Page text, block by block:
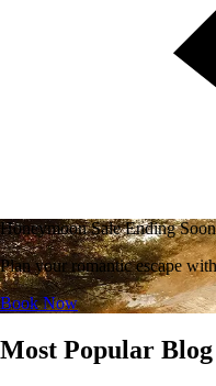
Honeymoon Sale Ending
Plan your romantic escape
Book Now
Most Popular Blog